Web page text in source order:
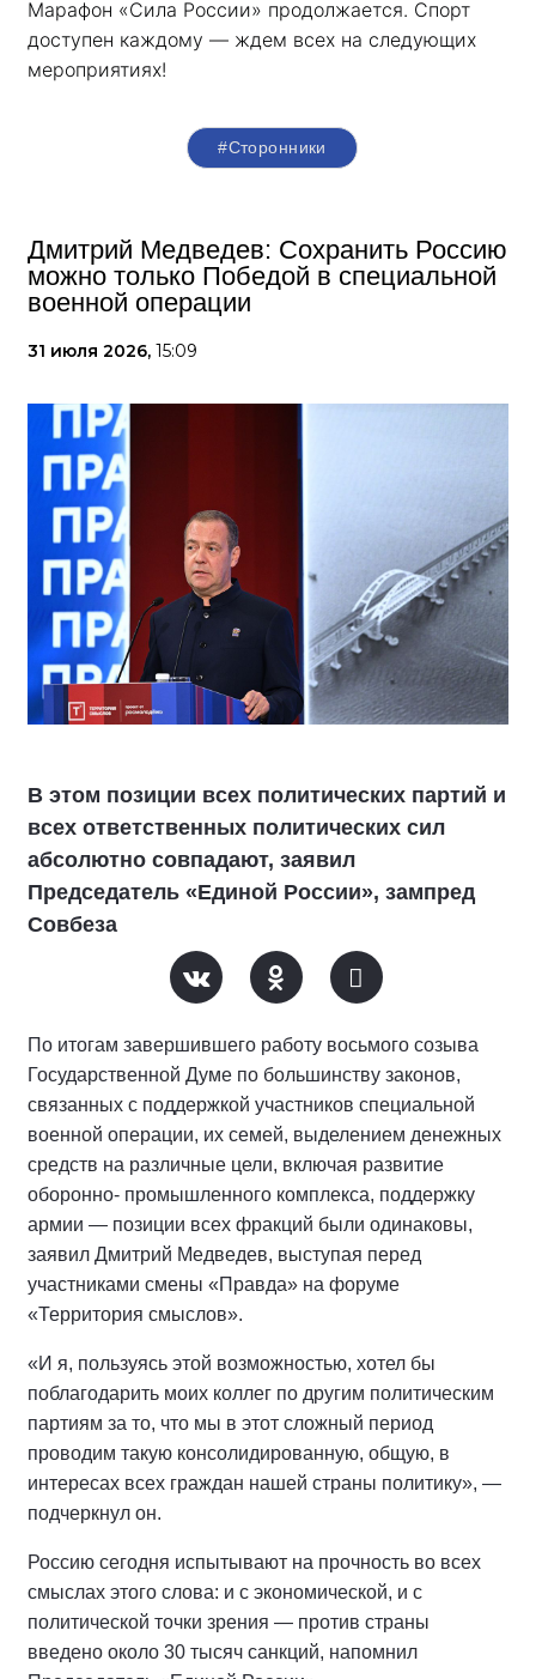
Марафон «Сила России» продолжается. Спорт
доступен каждому — ждем всех на следующих
мероприятиях!
#Сторонники
Дмитрий Медведев: Сохранить Россию
можно только Победой в специальной
военной операции
31 июля 2026, 15:09
В этом позиции всех политических партий и
всех ответственных политических сил
абсолютно совпадают, заявил
Председатель «Единой России», зампред
Совбеза
По итогам завершившего работу восьмого созыва
Государственной Думе по большинству законов,
связанных с поддержкой участников специальной
военной операции, их семей, выделением денежных
средств на различные цели, включая развитие
оборонно- промышленного комплекса, поддержку
армии — позиции всех фракций были одинаковы,
заявил Дмитрий Медведев, выступая перед
участниками смены «Правда» на форуме
«Территория смыслов».
«И я, пользуясь этой возможностью, хотел бы
поблагодарить моих коллег по другим политическим
партиям за то, что мы в этот сложный период
проводим такую консолидированную, общую, в
интересах всех граждан нашей страны политику», —
подчеркнул он.
Россию сегодня испытывают на прочность во всех
смыслах этого слова: и с экономической, и с
политической точки зрения — против страны
введено около 30 тысяч санкций, напомнил